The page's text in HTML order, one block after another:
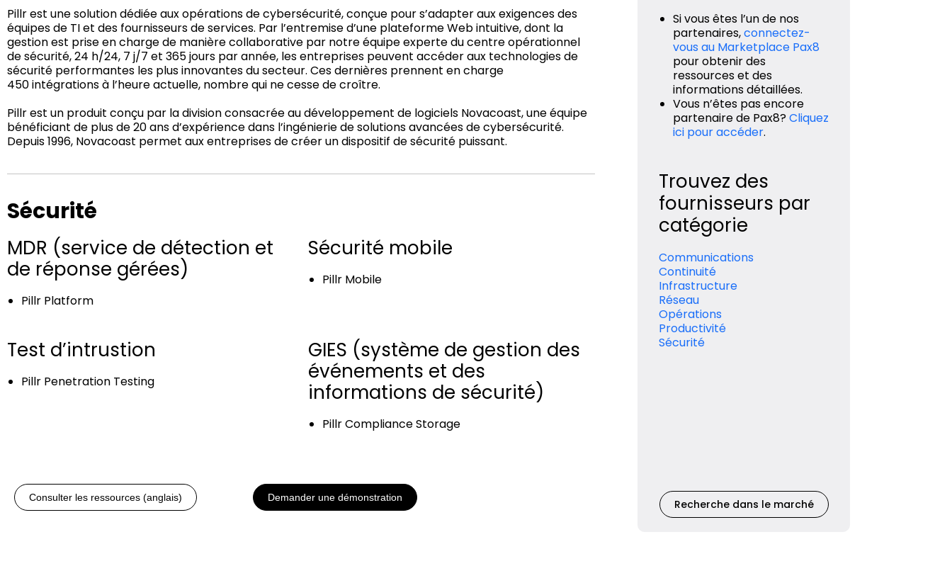
Pillr est une solution dédiée aux opérations de cybersécurité, conçue pour s’adapter aux exigences des
équipes de TI et des fournisseurs de services. Par l’entremise d’une plateforme Web intuitive, dont la
gestion est prise en charge de manière collaborative par notre équipe experte du centre opérationnel
de sécurité, 24 h/24, 7 j/7 et 365 jours par année, les entreprises peuvent accéder aux technologies de
sécurité performantes les plus innovantes du secteur. Ces dernières prennent en charge
450 intégrations à l’heure actuelle, nombre qui ne cesse de croître.
Pillr est un produit conçu par la division consacrée au développement de logiciels Novacoast, une équipe
bénéficiant de plus de 20 ans d’expérience dans l’ingénierie de solutions avancées de cybersécurité.
Depuis 1996, Novacoast permet aux entreprises de créer un dispositif de sécurité puissant.
Sécurité
MDR (service de détection et
de réponse gérées)
Pillr Platform
Sécurité mobile
Pillr Mobile
Test d’intrustion
Pillr Penetration Testing
GIES (système de gestion des
événements et des
informations de sécurité)
Pillr Compliance Storage
Consulter les ressources (anglais) Demander une démonstration
Si vous êtes l’un de nos
partenaires,connectez-
vous au Marketplace Pax8
pour obtenir des
ressources et des
informations détaillées.
Vous n’êtes pas encore
partenaire de Pax8?Cliquez
ici pour accéder.
Trouvez des
fournisseurs par
catégorie
Communications
Continuité
Infrastructure
Réseau
Opérations
Productivité
Sécurité
Recherche dans le marché